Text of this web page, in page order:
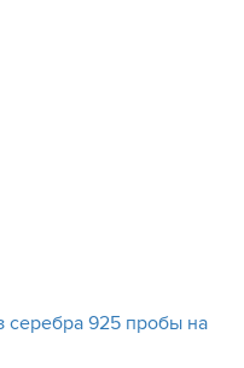
серебра 925 пробы на